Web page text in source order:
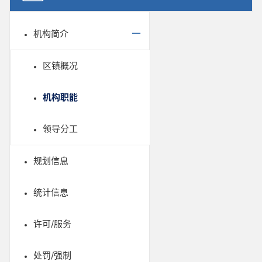
机构简介
区镇概况
机构职能
领导分工
规划信息
统计信息
许可/服务
处罚/强制